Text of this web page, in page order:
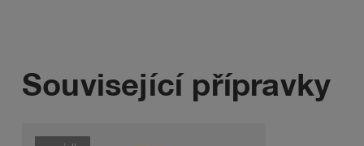
Související přípravky